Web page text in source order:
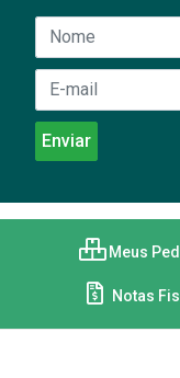
Meus
Notas